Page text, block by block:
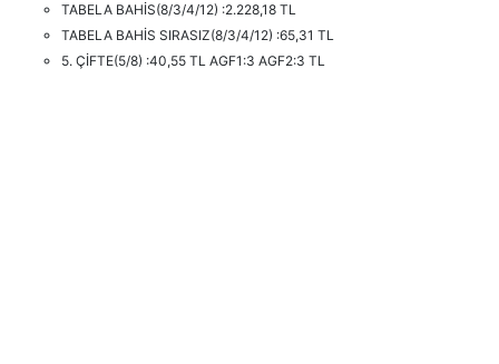
TABELA BAHİS(8/3/4/12) :2.228,18 TL
TABELA BAHİS SIRASIZ(8/3/4/12) :65,31 TL
5. ÇİFTE(5/8) :40,55 TL AGF1:3 AGF2:3 TL